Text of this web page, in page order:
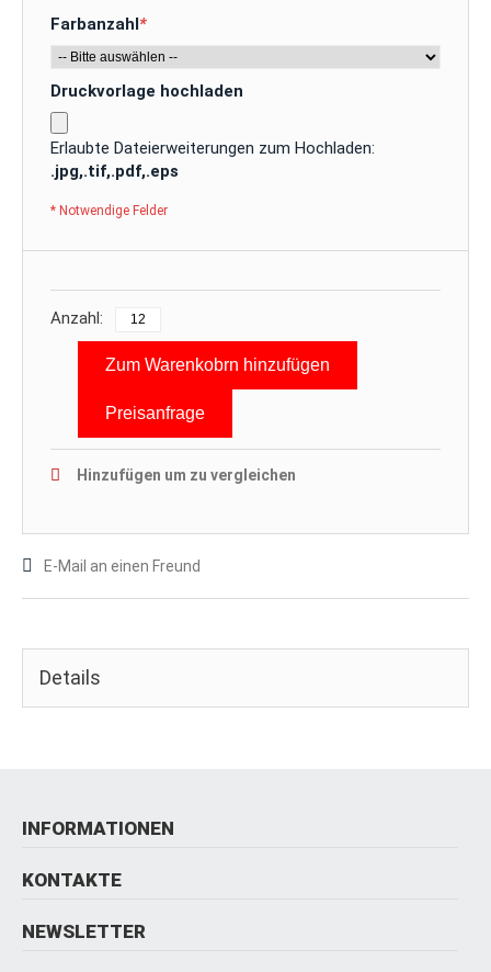
*
Farbanzahl
Druckvorlage hochladen
Erlaubte Dateierweiterungen zum Hochladen:
.jpg,.tif,.pdf,.eps
* Notwendige Felder
Anzahl:
Zum Warenkobrn hinzufügen
Preisanfrage
Hinzufügen um zu vergleichen
E-Mail an einen Freund
Details
INFORMATIONEN
KONTAKTE
NEWSLETTER